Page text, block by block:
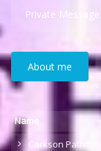
Private Message
About me
Name
Carkson Patrice